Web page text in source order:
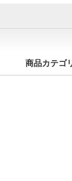
商品カテゴ